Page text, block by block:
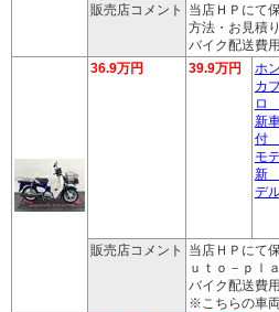
販売店コメント
当店ＨＰにて
方法・お見積
バイク配送費
36.9万円
39.9万円
ホ
カ
ロ
新
付
モ
新
デ
販売店コメント
当店ＨＰにて
ｕｔｏ－ｐｌ
バイク配送費
※こちらの車